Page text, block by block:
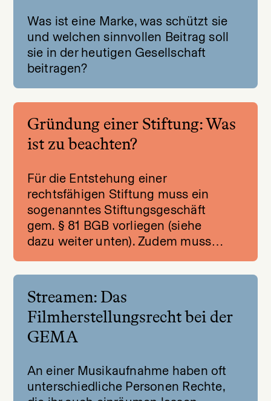
Was ist eine Marke, was schützt sie
und welchen sinnvollen Beitrag soll
sie in der heutigen Gesellschaft
beitragen?
Gründung einer Stiftung: Was
ist zu beachten?
Für die Entstehung einer
rechtsfähigen Stiftung muss ein
sogenanntes Stiftungsgeschäft
gem. § 81 BGB vorliegen (siehe
dazu weiter unten). Zudem muss…
Streamen: Das
Filmherstellungsrecht bei der
GEMA
An einer Musikaufnahme haben oft
unterschiedliche Personen Rechte,